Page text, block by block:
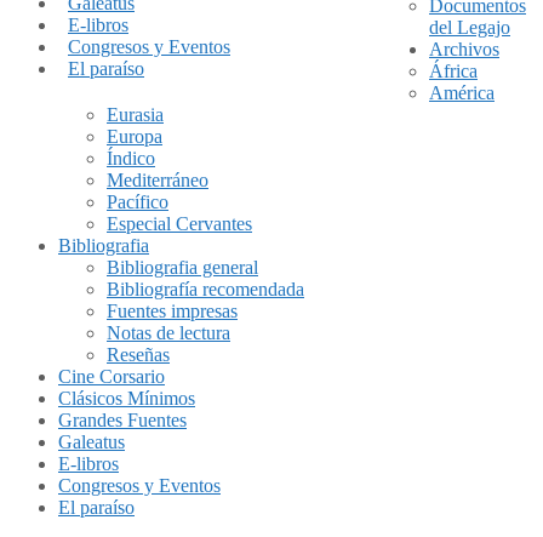
E-libros
Congresos y Eventos
El paraíso
Documentos
del Legajo
Archivos
África
América
Eurasia
Europa
Índico
Mediterráneo
Pacífico
Especial Cervantes
Bibliografia
Bibliografia general
Bibliografía recomendada
Fuentes impresas
Notas de lectura
Reseñas
Cine Corsario
Clásicos Mínimos
Grandes Fuentes
Galeatus
E-libros
Congresos y Eventos
El paraíso